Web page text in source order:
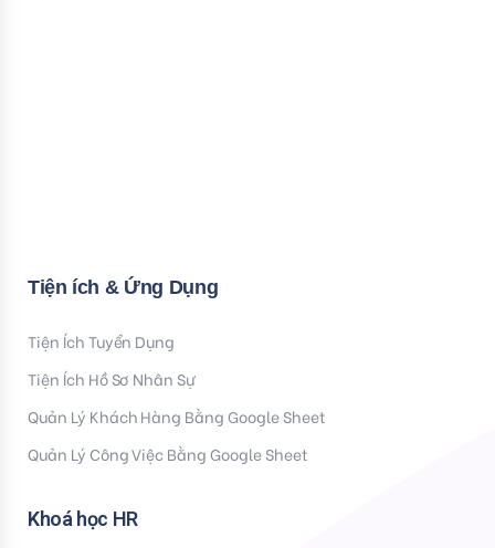
Tiện ích & Ứng Dụng
Tiện Ích Tuyển Dụng
Tiện Ích Hồ Sơ Nhân Sự
Quản Lý Khách Hàng Bằng Google Sheet
Quản Lý Công Việc Bằng Google Sheet
Khoá học HR